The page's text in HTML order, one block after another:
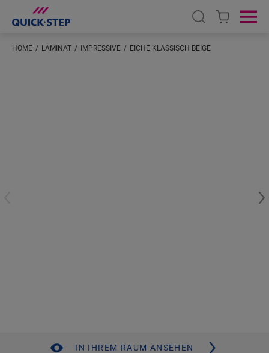
Open search
HOME LAMINAT IMPRESSIVE EICHE KLASSISCH BEIGE
IN IHREM RAUM ANSEHEN